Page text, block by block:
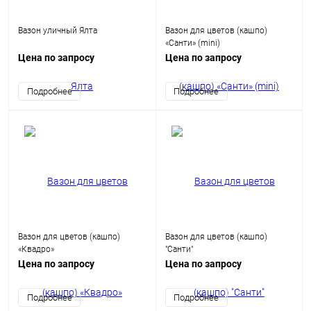
Вазон уличный Ялта
Цена по запросу
Подробнее
Вазон для цветов (кашпо)
«Санти» (mini)
Цена по запросу
Подробнее
Вазон для цветов (кашпо)
«Квадро»
Цена по запросу
Подробнее
Вазон для цветов (кашпо)
"Санти"
Цена по запросу
Подробнее